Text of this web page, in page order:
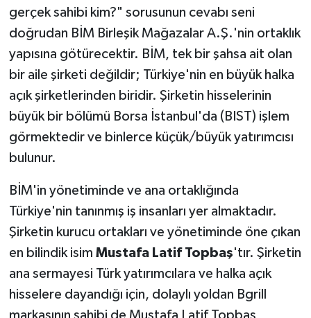
gerçek sahibi kim?" sorusunun cevabı seni
doğrudan BİM Birleşik Mağazalar A.Ş.'nin ortaklık
yapısına götürecektir. BİM, tek bir şahsa ait olan
bir aile şirketi değildir; Türkiye'nin en büyük halka
açık şirketlerinden biridir. Şirketin hisselerinin
büyük bir bölümü Borsa İstanbul'da (BIST) işlem
görmektedir ve binlerce küçük/büyük yatırımcısı
bulunur.
BİM'in yönetiminde ve ana ortaklığında
Türkiye'nin tanınmış iş insanları yer almaktadır.
Şirketin kurucu ortakları ve yönetiminde öne çıkan
en bilindik isim Mustafa Latif Topbaş'tır. Şirketin
ana sermayesi Türk yatırımcılara ve halka açık
hisselere dayandığı için, dolaylı yoldan Bgrill